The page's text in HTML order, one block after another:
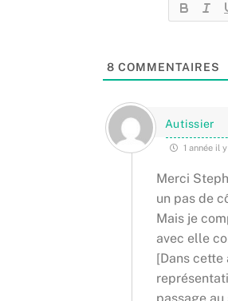
8 COMMENTAIRES
Autissier
1 année il
Merci
un pas de
Mais je
avec elle
[Dans